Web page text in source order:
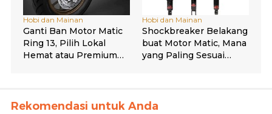
Rekomendasi untuk Anda